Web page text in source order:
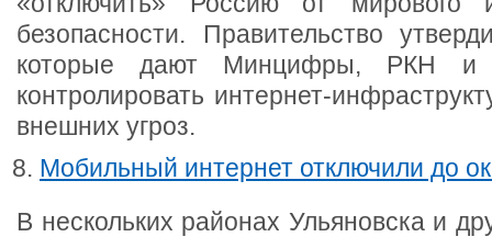
безопасности. Правительство
которые дают Минцифры, РКН и
контролировать интернет-
внешних угроз.
Мобильный интернет отключили до
В нескольких районах Ульяновска и